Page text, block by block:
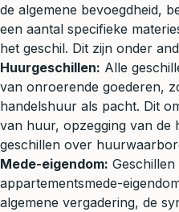
de algemene bevoegdheid,
een aantal specifieke
het geschil. Dit zijn onder
Huurgeschillen: Alle
van onroerende goederen,
handelshuur als pacht. Dit
van huur, opzegging van de
geschillen over
Mede-eigendom:
appartementsmede-
algemene vergadering, de